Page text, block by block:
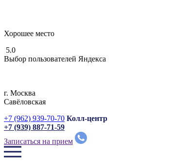
Хорошее место
5.0
Выбор пользователей Яндекса
г. Москвa
Савёловская
+7 (962) 939-70-70 Колл-центр
+7 (939) 887-71-59
Записаться на прием